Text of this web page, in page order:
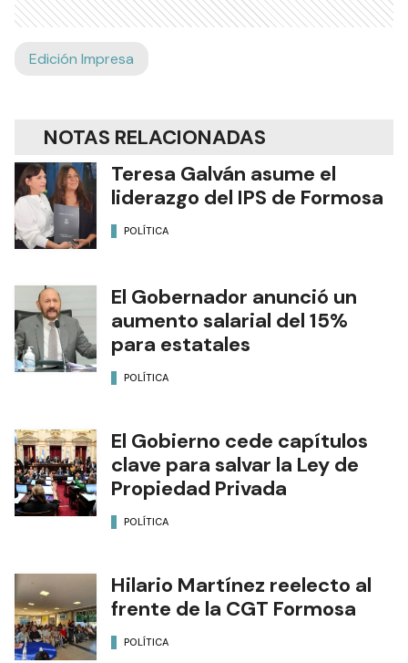
Edición Impresa
NOTAS RELACIONADAS
Teresa Galván asume el
liderazgo del IPS de Formosa
POLÍTICA
El Gobernador anunció un
aumento salarial del 15%
para estatales
POLÍTICA
El Gobierno cede capítulos
clave para salvar la Ley de
Propiedad Privada
POLÍTICA
Hilario Martínez reelecto al
frente de la CGT Formosa
POLÍTICA